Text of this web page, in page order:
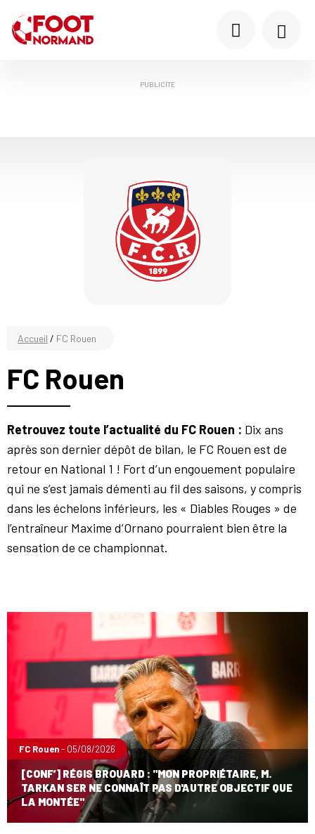
PUBLICITÉ
Accueil / FC Rouen
FC Rouen
Retrouvez toute l’actualité du FC Rouen : Dix ans
après son dernier dépôt de bilan, le FC Rouen est de
retour en National 1 ! Fort d’un engouement populaire
qui ne s’est jamais démenti au fil des saisons, y compris
dans les échelons inférieurs, les « Diables Rouges » de
l’entraîneur Maxime d’Ornano pourraient bien être la
sensation de ce championnat.
FC Rouen- 05/08/2026
[CONF’] RÉGIS BROUARD : "MON PROPRIÉTAIRE, M.
TARKAN SER NE CONNAÎT PAS D'AUTRE OBJECTIF QUE
LA MONTÉE"